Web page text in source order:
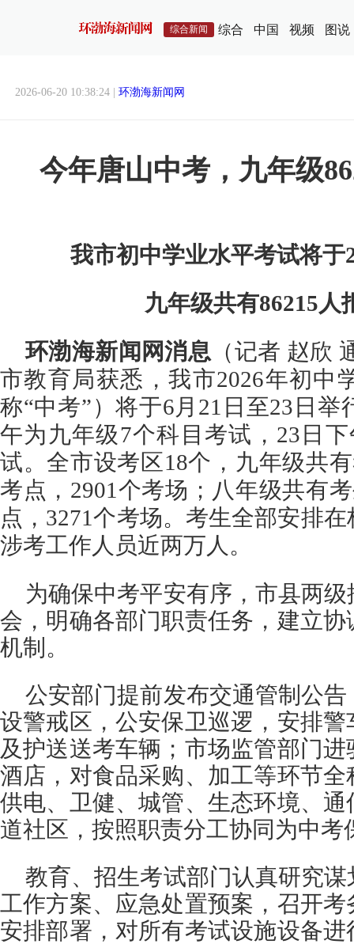
综合新闻 综合 中国 视频 图说
2026-06-20 10:38:24 | 环渤海新闻网
今年唐山中考，九年级
我市初中学业水平考试将于
九年级共有86215人
环渤海新闻网消息 （记者 赵欣
市教育局获悉，我市2026年初中
称“中考”）将于6月21日至23日举
午为九年级7个科目考试，23日
试。全市设考区18个，九年级共
考点，2901个考场；八年级共有
点，3271个考场。考生全部安排
涉考工作人员近两万人。
为确保中考平安有序，市县两
会，明确各部门职责任务，建立
机制。
公安部门提前发布交通管制公
设警戒区，公安保卫巡逻，安排
及护送送考车辆；市场监管部门
酒店，对食品采购、加工等环节
供电、卫健、城管、生态环境、
道社区，按照职责分工协同为中考
教育、招生考试部门认真研究
工作方案、应急处置预案，召开
安排部署，对所有考试设施设备